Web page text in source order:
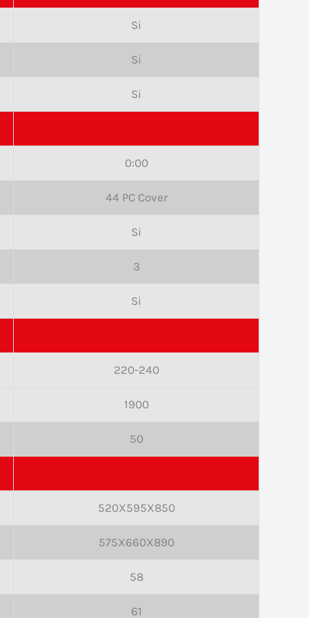
Si
Si
Si
0:00
44 PC Cover
Si
3
Si
220-240
1900
50
520X595X850
575X660X890
58
61